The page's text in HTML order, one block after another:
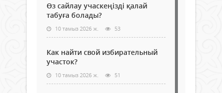
Өз сайлау учаскеңізді қалай
табуға болады?
10 тамыз 2026 ж. 53
Как найти свой избирательный
участок?
10 тамыз 2026 ж. 51